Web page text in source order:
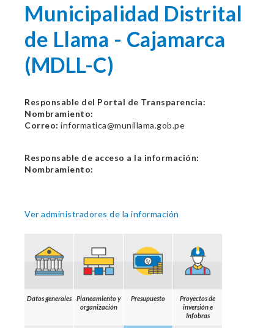
Municipalidad Distrital
de Llama - Cajamarca
(MDLL-C)
Responsable del Portal de Transparencia:
Nombramiento:
Correo: informatica@munillama.gob.pe
Responsable de acceso a la información:
Nombramiento:
Ver administradores de la información
Datos generales
Planeamiento y
organización
Presupuesto
Proyectos de
inversión e
Infobras